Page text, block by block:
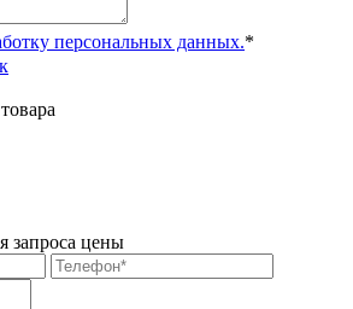
персональных данных.*
запроса цены